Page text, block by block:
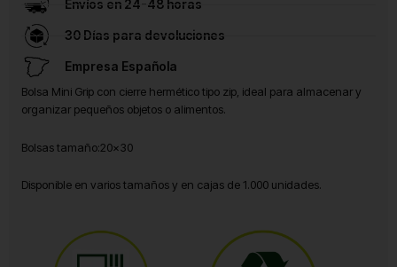
Envíos en 24-48 horas
30 Días para devoluciones
Empresa Española
Bolsa Mini Grip con cierre hermético tipo zip, ideal para almacenar y
organizar pequeños objetos o alimentos.
Bolsas tamaño:20×30
Disponible en varios tamaños y en cajas de 1.000 unidades.